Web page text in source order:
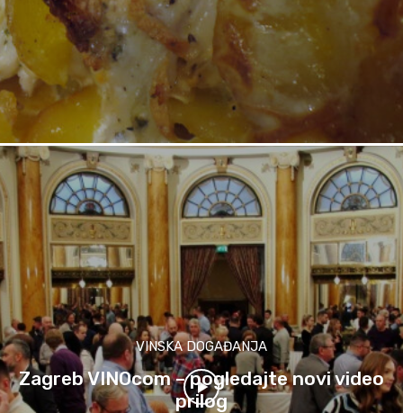
VINSKA DOGAĐANJA
Zagreb VINOcom – pogledajte novi video
prilog